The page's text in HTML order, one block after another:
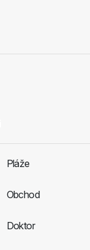
Pláže
Obchod
Doktor